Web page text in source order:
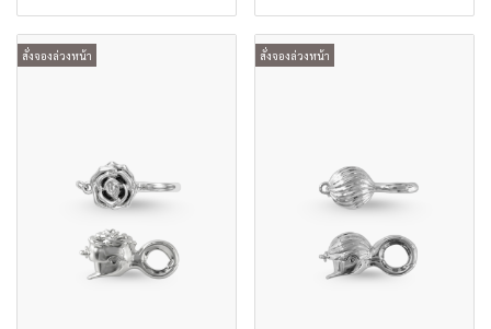
สั่งจองล่วงหน้า สั่งจองล่วงหน้า